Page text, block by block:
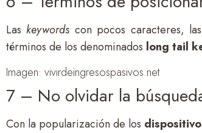
Laskeywords con pocos caracteres,
términos de los denominados long tail
Imagen: vivirdeingresospasivos.net
7 – No olvidar la
Con la popularización de los